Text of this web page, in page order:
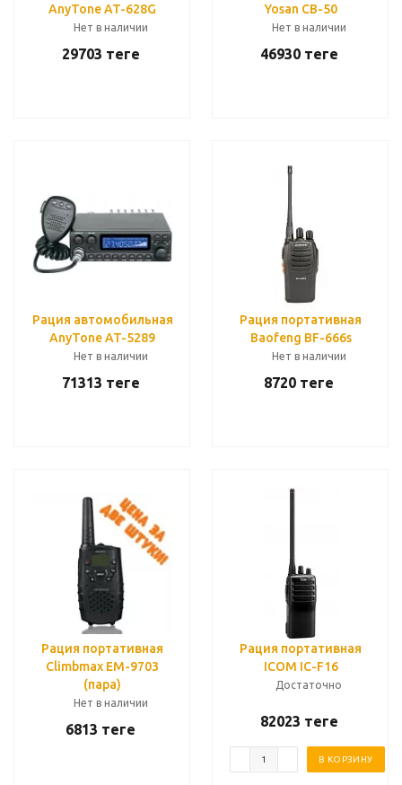
AnyTone AT-628G
Нет в наличии
29703 теңге
Yosan CB-50
Нет в наличии
46930теңге
Рация автомобильная
AnyTone AT-5289
Нет в наличии
71313 теңге
Рация портативная
Baofeng BF-666s
Нет в наличии
8720 теңге
Рация портативная
Climbmax EM-9703
(пара)
Нет в наличии
6813 теңге
Рация портативная
ICOM IC-F16
Достаточно
82023 теңге
В КОРЗИНУ